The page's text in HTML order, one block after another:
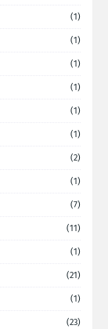
(1)
(1)
(1)
(1)
(1)
(1)
(2)
(1)
(7)
(11)
(1)
(21)
(1)
(23)